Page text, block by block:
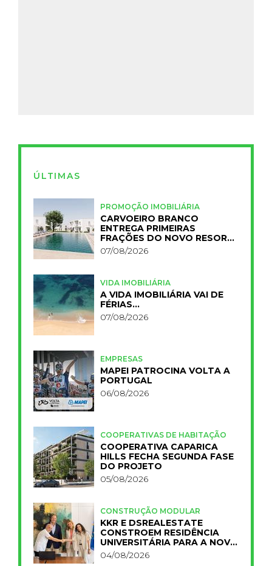
ÚLTIMAS
PROMOÇÃO IMOBILIÁRIA
CARVOEIRO BRANCO
ENTREGA PRIMEIRAS
FRAÇÕES DO NOVO RESORT
PRIMELIFE
07/08/2026
VIDA IMOBILIÁRIA
A VIDA IMOBILIÁRIA VAI DE
FÉRIAS…
07/08/2026
EMPRESAS
MAPEI PATROCINA VOLTA A
PORTUGAL
06/08/2026
COOPERATIVAS DE HABITAÇÃO
COOPERATIVA CAPARICA
HILLS FECHA SEGUNDA FASE
DO PROJETO
05/08/2026
CONSTRUÇÃO MODULAR
KKR E DSREALESTATE
CONSTROEM RESIDÊNCIA
UNIVERSITÁRIA PARA A NOVA
FCT
04/08/2026